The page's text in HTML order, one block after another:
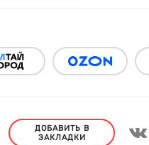
ДОБАВИТЬ В
ЗАКЛАДКИ